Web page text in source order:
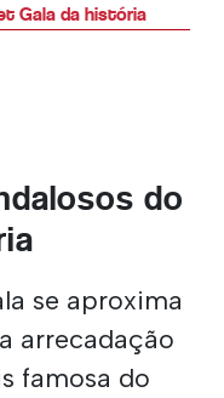
Gala da história
do
se aproxima
arrecadação
famosa do